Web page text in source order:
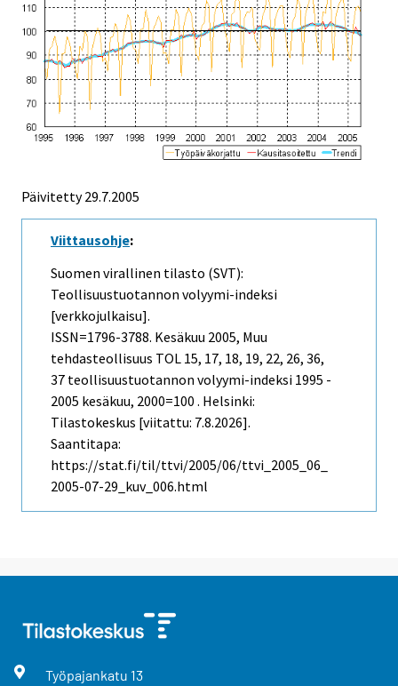
Päivitetty29.7.2005
Viittausohje:
Suomen virallinen tilasto (SVT):
Teollisuustuotannon volyymi-indeksi
[verkkojulkaisu].
ISSN=1796-3788. Kesäkuu 2005, Muu
tehdasteollisuus TOL 15, 17, 18, 19, 22, 26, 36,
37 teollisuustuotannon volyymi-indeksi 1995 -
2005 kesäkuu, 2000=100 . Helsinki:
Tilastokeskus [viitattu: 7.8.2026].
Saantitapa:
https://stat.fi/til/ttvi/2005/06/ttvi_2005_06_
2005-07-29_kuv_006.html
Työpajankatu 13